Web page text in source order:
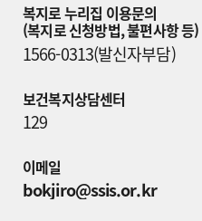
복지로 누리집 이용문의
(복지로 신청방법, 불편사항 등)
1566-0313(발신자부담)
보건복지상담센터
129
이메일
bokjiro@ssis.or.kr